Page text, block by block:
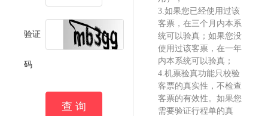
验证
码
查 询
3.如果您已经使用过该
客票，在三个月内本系
统可以验真；如果您没
使用过该客票，在一年
内本系统可以验真；
4.机票验真功能只校验
客票的真实性，不检查
客票的有效性。如果您
需要验证行程单的真